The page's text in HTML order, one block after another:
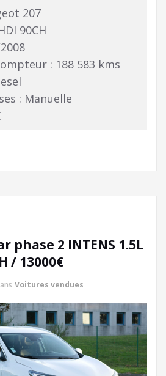
207
90CH
: 188 583 kms
: Manuelle
phase 2 INTENS 1.5L
/ 13000€
Voitures vendues